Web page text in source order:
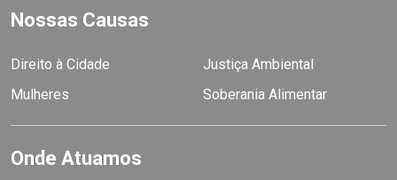
Nossas Causas
Direito à Cidade
Justiça Ambiental
Mulheres
Soberania Alimentar
Onde Atuamos